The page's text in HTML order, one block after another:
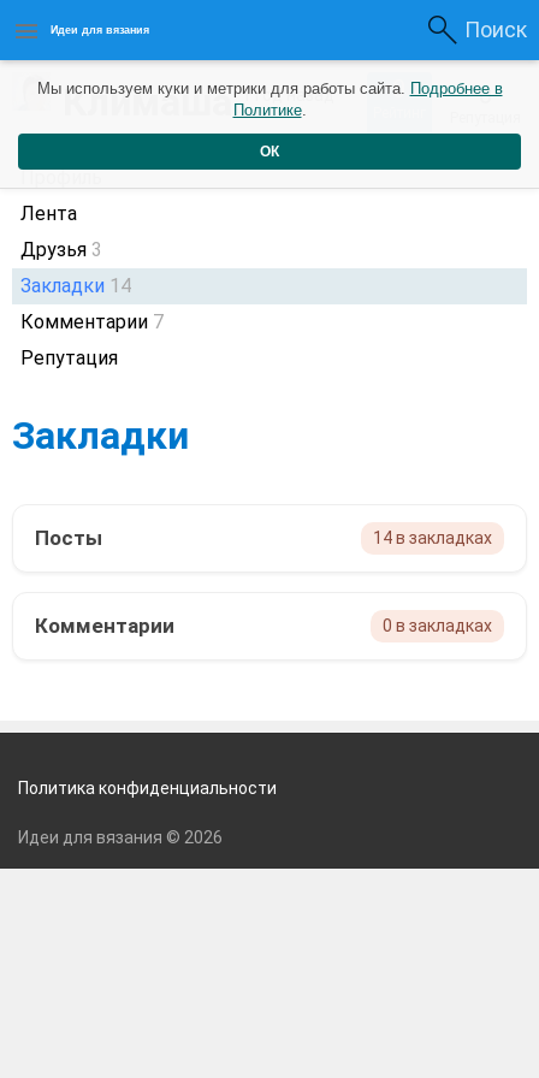
Идеи для вязания Поиск
Климаша1 год назад 0 0
Профиль
Лента
Друзья 3
Закладки 14
Комментарии 7
Репутация
Закладки
Посты 14 в закладках
Комментарии 0 в закладках
Мы используем куки и метрики для работы сайта. Подробнее в
Политике.
ОК
Политика конфиденциальности
Идеи для вязания © 2026